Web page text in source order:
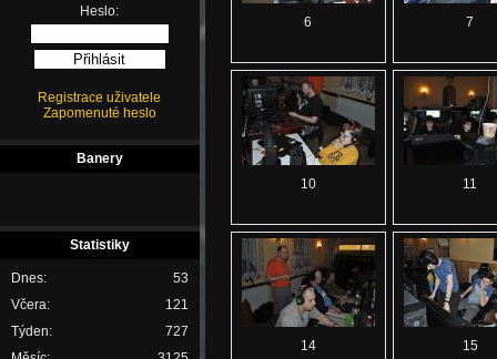
Heslo:
Registrace uživatele
Zapomenuté heslo
Banery
Statistiky
Dnes:
53
Včera:
121
Týden:
727
6 7
10 11
14 15